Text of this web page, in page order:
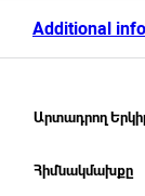
Additional
Արտադրող
Հիմնակմախքը